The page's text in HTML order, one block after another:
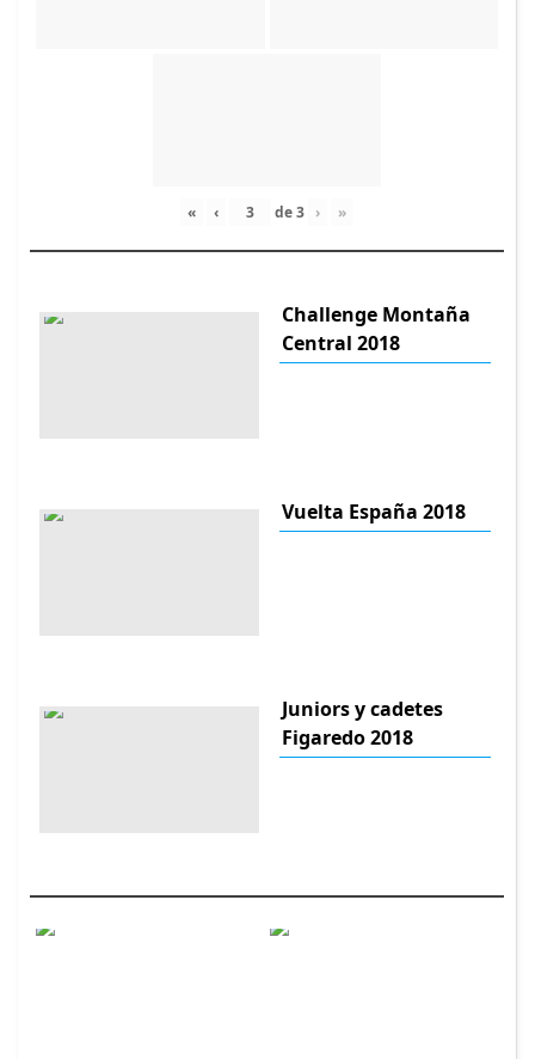
« ‹ de3 › »
Challenge Montaña
Central 2018
Vuelta España 2018
Juniors y cadetes
Figaredo 2018